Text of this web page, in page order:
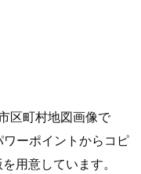
区町村地図画像で
ーポイントからコピ
用意しています。